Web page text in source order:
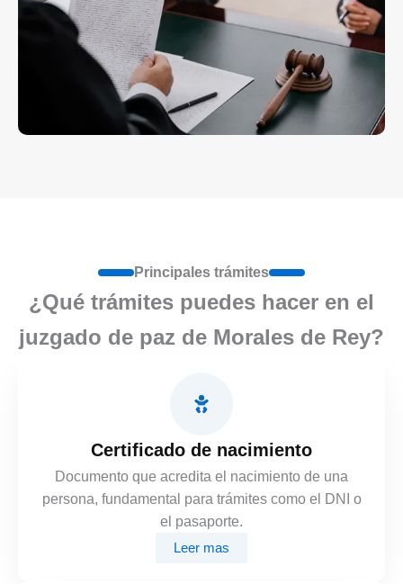
Principales trámites
¿Qué trámites puedes hacer en el
juzgado de paz de Morales de Rey?
Certificado de nacimiento
Documento que acredita el nacimiento de una
persona, fundamental para trámites como el DNI o
el pasaporte.
Leer mas